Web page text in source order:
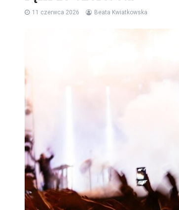
11 czerwca 2026 Beata Kwiatkowska